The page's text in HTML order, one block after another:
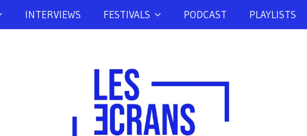
INTERVIEWS FESTIVALS PODCAST PLAYLISTS